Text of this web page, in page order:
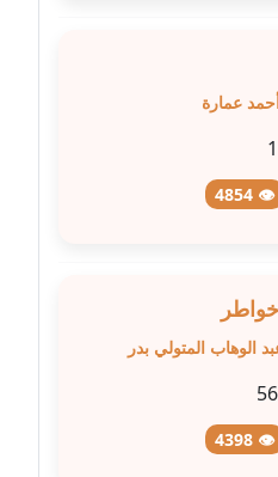
عمارة
👁 4854
الوهاب المتولي بدر
👁 4398